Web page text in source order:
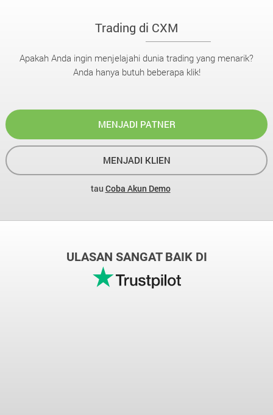
Trading di CXM
Apakah Anda ingin menjelajahi dunia trading yang menarik?
Anda hanya butuh beberapa klik!
MENJADI PATNER
MENJADI KLIEN
tau Coba Akun Demo
ULASAN SANGAT BAIK DI